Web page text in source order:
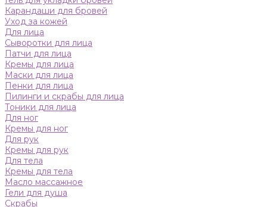
Карандаши для бровей
Уход за кожей
Для лица
Сыворотки для лица
Патчи для лица
Кремы для лица
Маски для лица
Пенки для лица
Пилинги и скрабы для лица
Тоники для лица
Для ног
Кремы для ног
Для рук
Кремы для рук
Для тела
Кремы для тела
Масло массажное
Гели для душа
Скрабы